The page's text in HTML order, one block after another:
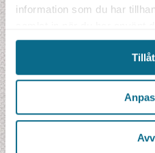
information som du har
Transporter i bil eller minibuss
Djur & Natur Sol